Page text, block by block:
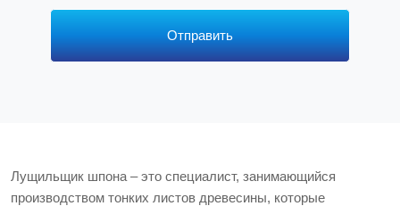
Отправить
Лущильщик шпона – это специалист, занимающийся
производством тонких листов древесины, которые